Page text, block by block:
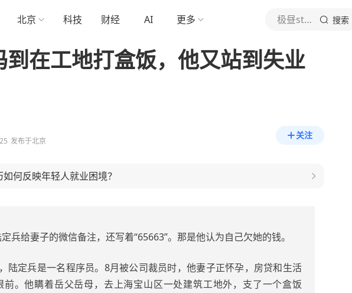
北京 科技 财经 AI 更多 极昼story 搜索
到在工地打盒饭，他又站到失业
发布于北京
关注
何反映年轻人就业困境？
兵给妻子的微信备注，还写着“65663”。那是他认为自己欠她的钱。
陆定兵是一名程序员。8月被公司裁员时，他妻子正怀孕，房贷和生活
前。他瞒着岳父岳母，去上海宝山区一处建筑工地外，支了一个盒饭